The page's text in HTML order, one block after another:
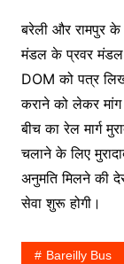
बरेली और रामपुर
मंडल के प्रवर मंडल
DOM को पत्र
कराने को लेकर
बीच का रेल मार्ग
चलाने के लिए
अनुमति मिलने की
सेवा शुरू होगी।
Bareilly Bus